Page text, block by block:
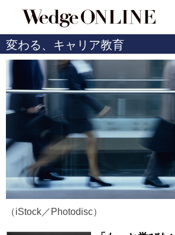
変わる、キャリア教育
（iStock／Photodisc）